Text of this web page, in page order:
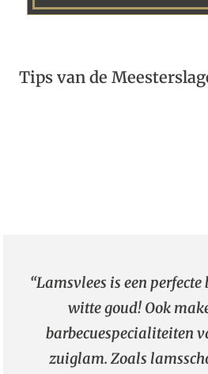
Tips van de
“Lamsvlees is een
witte goud! Ook
barbecuespecialiteiten
zuiglam. Zoals